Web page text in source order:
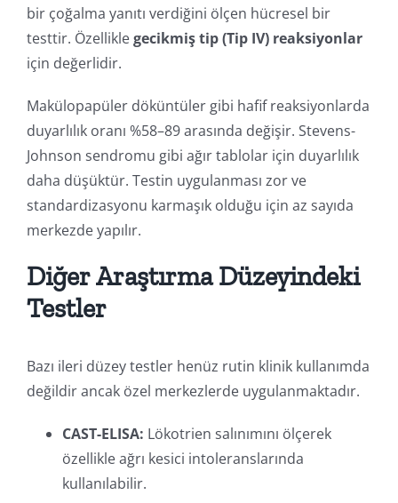
bir çoğalma yanıtı verdiğini ölçen hücresel bir
testtir. Özelliklegecikmiş tip (Tip IV) reaksiyonlar
için değerlidir.
Makülopapüler döküntüler gibi hafif reaksiyonlarda
duyarlılık oranı %58–89 arasında değişir. Stevens-
Johnson sendromu gibi ağır tablolar için duyarlılık
daha düşüktür. Testin uygulanması zor ve
standardizasyonu karmaşık olduğu için az sayıda
merkezde yapılır.
Diğer Araştırma Düzeyindeki
Testler
Bazı ileri düzey testler henüz rutin klinik kullanımda
değildir ancak özel merkezlerde uygulanmaktadır.
CAST-ELISA: Lökotrien salınımını ölçerek
özellikle ağrı kesici intoleranslarında
kullanılabilir.